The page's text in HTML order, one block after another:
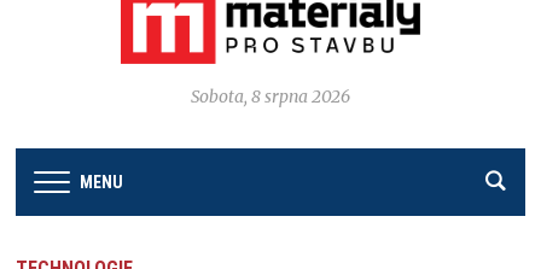
Sobota, 8 srpna 2026
MENU